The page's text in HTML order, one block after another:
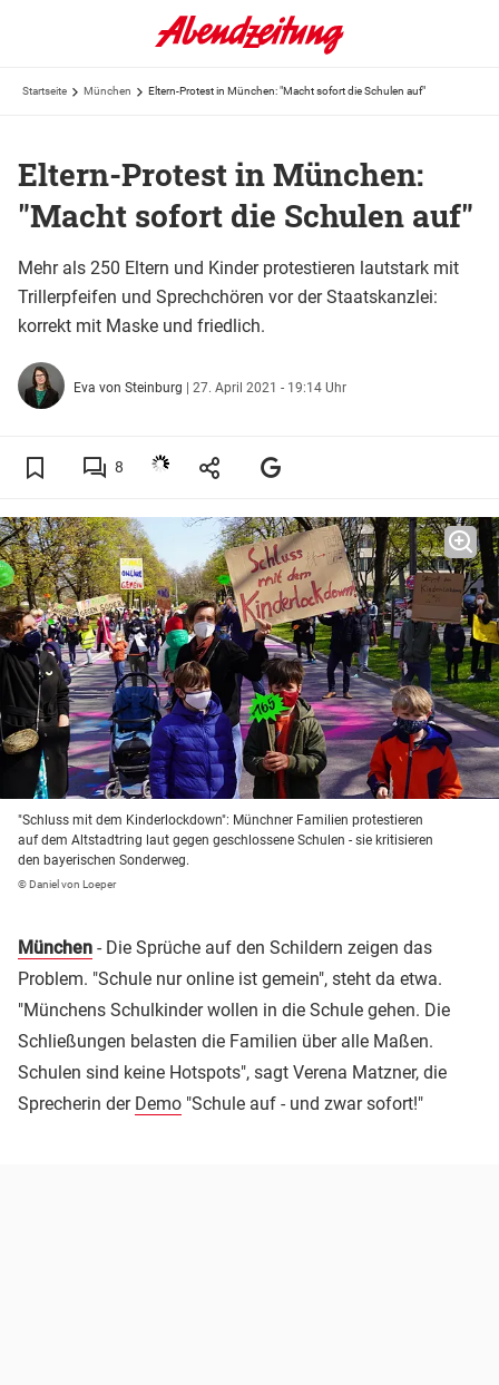
Startseite München Eltern-Protest in München: "Macht sofort die Schulen auf"
Eltern-Protest in München:
"Macht sofort die Schulen auf"
Mehr als 250 Eltern und Kinder protestieren lautstark mit
Trillerpfeifen und Sprechchören vor der Staatskanzlei:
korrekt mit Maske und friedlich.
Eva von Steinburg | 27. April 2021 - 19:14 Uhr
8
"Schluss mit dem Kinderlockdown": Münchner Familien protestieren
auf dem Altstadtring laut gegen geschlossene Schulen - sie kritisieren
den bayerischen Sonderweg.
© Daniel von Loeper
München - Die Sprüche auf den Schildern zeigen das
Problem. "Schule nur online ist gemein", steht da etwa.
"Münchens Schulkinder wollen in die Schule gehen. Die
Schließungen belasten die Familien über alle Maßen.
Schulen sind keine Hotspots", sagt Verena Matzner, die
Sprecherin der Demo "Schule auf - und zwar sofort!"